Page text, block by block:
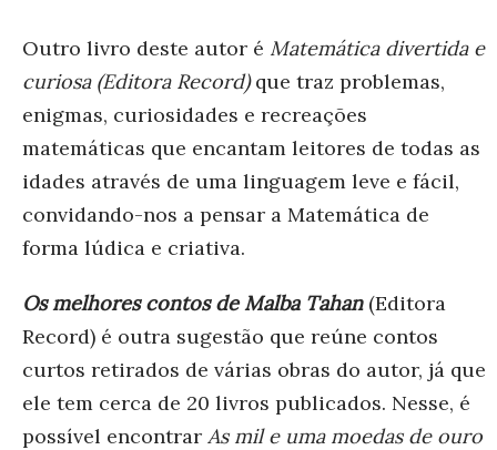
Outro livro deste autor é Matemática divertida e
curiosa (Editora Record)que traz problemas,
enigmas, curiosidades e recreações
matemáticas que encantam leitores de todas as
idades através de uma linguagem leve e fácil,
convidando-nos a pensar a Matemática de
forma lúdica e criativa.
Os melhores contosde Malba Tahan(Editora
Record) é outra sugestão que reúne contos
curtos retirados de várias obras do autor, já que
ele tem cerca de 20 livros publicados. Nesse, é
possível encontrar As mil e uma moedas de ouro